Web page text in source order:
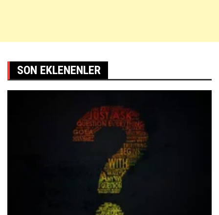
SON EKLENENLER